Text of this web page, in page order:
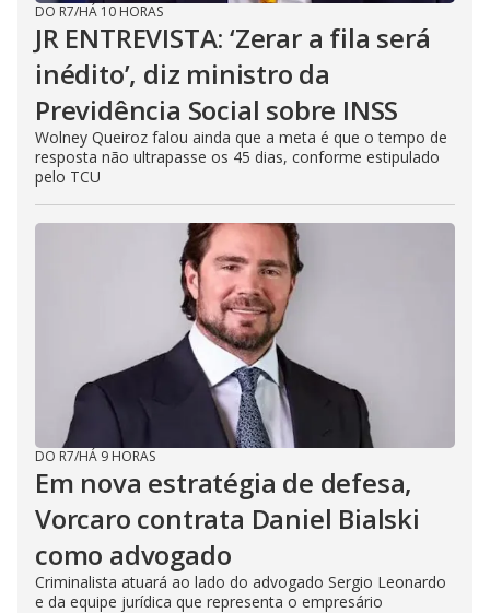
DO R7/HÁ 10 HORAS
JR ENTREVISTA: ‘Zerar a fila será
inédito’, diz ministro da
Previdência Social sobre INSS
Wolney Queiroz falou ainda que a meta é que o tempo de
resposta não ultrapasse os 45 dias, conforme estipulado
pelo TCU
DO R7/HÁ 9 HORAS
Em nova estratégia de defesa,
Vorcaro contrata Daniel Bialski
como advogado
Criminalista atuará ao lado do advogado Sergio Leonardo
e da equipe jurídica que representa o empresário